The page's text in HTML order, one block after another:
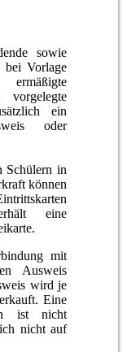
sowie
bei Vorlage
ermäßigte
ein
oder
Schülern in
können
eine
mit
Ausweis
wird je
Eine
ist nicht
nicht auf